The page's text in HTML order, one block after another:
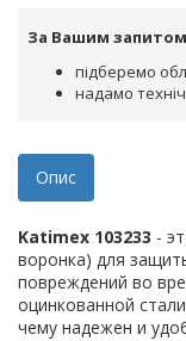
За Вашим
підберемо
надамо
Опис
Katimex 103233 -
воронка) для
повреждений во
оцинкованной
чему надежен и